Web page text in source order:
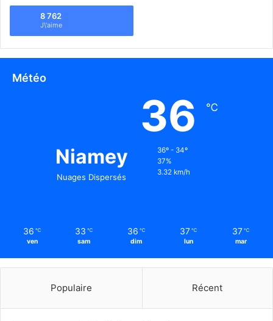
8 762
J\'aime
Météo
Niamey
Nuages Dispersés
36 ℃
36º - 34º
37%
3.32 km/h
36 ℃
ven
33 ℃
sam
36 ℃
dim
37 ℃
lun
37 ℃
mar
Populaire Récent